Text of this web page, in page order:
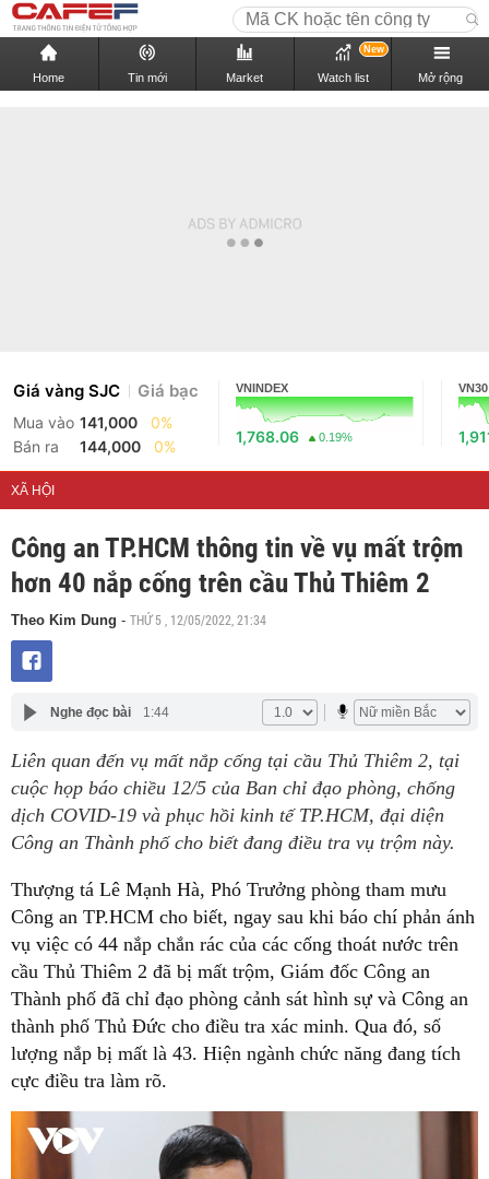
Home Tin mới Market Watch list
New
Mở rộng
Giá vàng SJC Giá bạc
Mua vào 141,000
0%
Bán ra
144,000 0%
VNINDEX
1,768.06 0.19%
VN30
XÃ HỘI
Công an TP.HCM thông tin về vụ mất trộm
hơn 40 nắp cống trên cầu Thủ Thiêm 2
Theo Kim Dung - THỨ 5 , 12/05/2022, 21:34
Nghe đọc bài 1:44
Liên quan đến vụ mất nắp cống tại cầu Thủ Thiêm 2, tại
cuộc họp báo chiều 12/5 của Ban chỉ đạo phòng, chống
dịch COVID-19 và phục hồi kinh tế TP.HCM, đại diện
Công an Thành phố cho biết đang điều tra vụ trộm này.
Thượng tá Lê Mạnh Hà, Phó Trưởng phòng tham mưu
Công an TP.HCM cho biết, ngay sau khi báo chí phản ánh
vụ việc có 44 nắp chắn rác của các cống thoát nước trên
cầu Thủ Thiêm 2 đã bị mất trộm, Giám đốc Công an
Thành phố đã chỉ đạo phòng cảnh sát hình sự và Công an
thành phố Thủ Đức cho điều tra xác minh. Qua đó, số
lượng nắp bị mất là 43. Hiện ngành chức năng đang tích
cực điều tra làm rõ.